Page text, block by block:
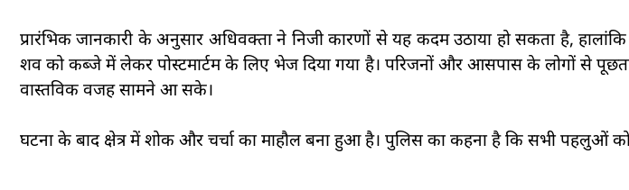
प्रारंभिक जानकारी के अनुसार अधिवक्ता ने निजी कारणों से यह कदम उठाया हो सकता है,
शव को कब्जे में लेकर पोस्टमार्टम के लिए भेज दिया गया है। परिजनों और आसपास के लोगों से
वास्तविक वजह सामने आ सके।
घटना के बाद क्षेत्र में शोक और चर्चा का माहौल बना हुआ है। पुलिस का कहना है कि सभी पहलुओं